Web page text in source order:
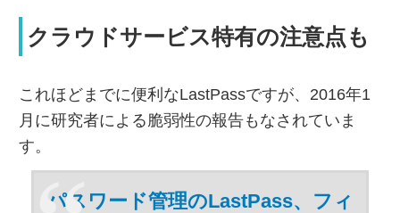
クラウドサービス特有の注意点も
これほどまでに便利なLastPassですが、2016年1
月に研究者による脆弱性の報告もなされていま
す。
パスワード管理のLastPass、フィ